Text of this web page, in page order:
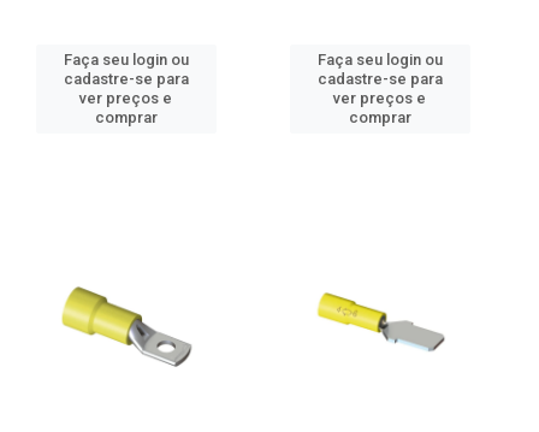
Faça seu login ou
cadastre-se para
ver preços e
comprar
Faça seu login ou
cadastre-se para
ver preços e
comprar